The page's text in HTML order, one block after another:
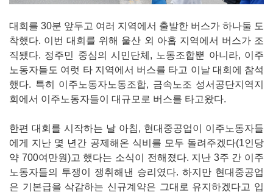
대회를 30분 앞두고 여러 지역에서 출발한 버스가 하나둘 도
착했다. 이번 대회를 위해 울산 외 아홉 지역에서 버스가 조
직됐다. 정주민 중심의 시민단체, 노동조합뿐 아니라, 이주
노동자들도 여럿 타 지역에서 버스를 타고 이날 대회에 참석
했다. 특히 이주노동자노동조합, 금속노조 성서공단지역지
회에서 이주노동자들이 대규모로 버스를 타고왔다.
한편 대회를 시작하는 날 아침, 현대중공업이 이주노동자들
에게 지난 몇 년간 공제해온 식비를 모두 돌려주겠다(1인당
약 700여만원)고 했다는 소식이 전해졌다. 지난 3주 간 이주
노동자들의 투쟁이 쟁취해낸 승리였다. 하지만 현대중공업
은 기본급을 삭감하는 신규계약은 그대로 유지하겠다고 입